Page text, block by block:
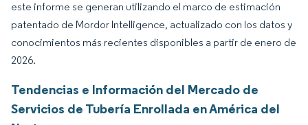
este informe se generan utilizando el marco de estimación
patentado de Mordor Intelligence, actualizado con los datos y
conocimientos más recientes disponibles a partir de enero de
2026.
Tendencias e Información del Mercado de
Servicios de Tubería Enrollada en América del